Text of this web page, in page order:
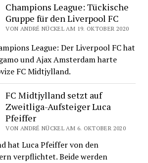
Champions League: Tückische
Gruppe für den Liverpool FC
VON ANDRÉ NÜCKEL AM 19. OKTOBER 2020
League: Der Liverpool FC hat
und Ajax Amsterdam harte
FC Midtjylland.
FC Midtjylland setzt auf
Zweitliga-Aufsteiger Luca
Pfeiffer
VON ANDRÉ NÜCKEL AM 6. OKTOBER 2020
hat Luca Pfeiffer von den
verpflichtet. Beide werden